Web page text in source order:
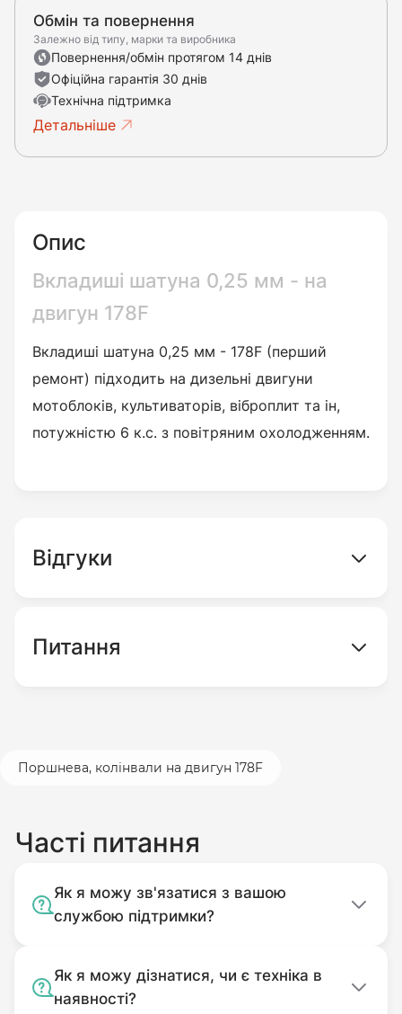
Обмін та повернення
Залежно від типу, марки та виробника
Повернення/обмін протягом 14 днів
Офіційна гарантія 30 днів
Технічна підтримка
Детальніше
Опис
Вкладиші шатуна 0,25 мм - на
двигун 178F
Вкладиші шатуна 0,25 мм - 178F (перший
ремонт) підходить на дизельні двигуни
мотоблоків, культиваторів, віброплит та ін,
потужністю 6 к.с. з повітряним охолодженням.
Відгуки
Питання
Поршнева, колінвали на двигун 178F
Часті питання
Як я можу зв'язатися з вашою
службою підтримки?
Як я можу дізнатися, чи є техніка в
наявності?